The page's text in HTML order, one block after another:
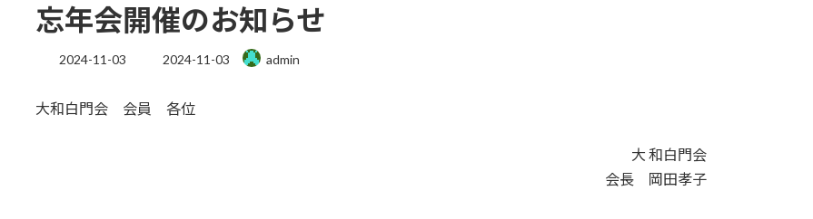
忘年会開催のお知らせ
2024-11-03
最
新
2024-11-03 admin
大和白門会 会員 各位
大 和白門会
会長 岡田孝子